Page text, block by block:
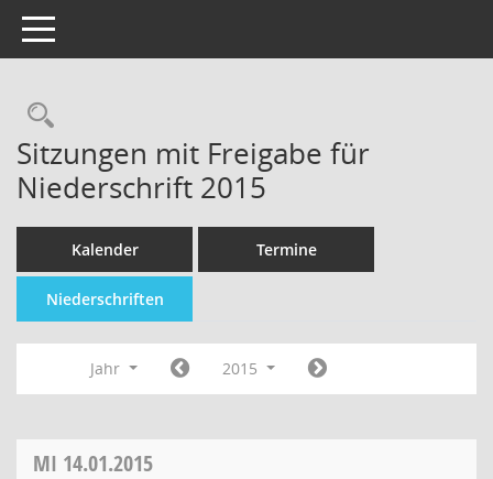
Toggle navigation
Sitzungen mit Freigabe für
Niederschrift 2015
Kalender Termine
Niederschriften
Jahr 2015
MI 14.01.2015